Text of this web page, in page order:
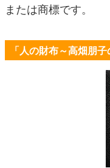
または商標です。
「人の財布～高畑朋